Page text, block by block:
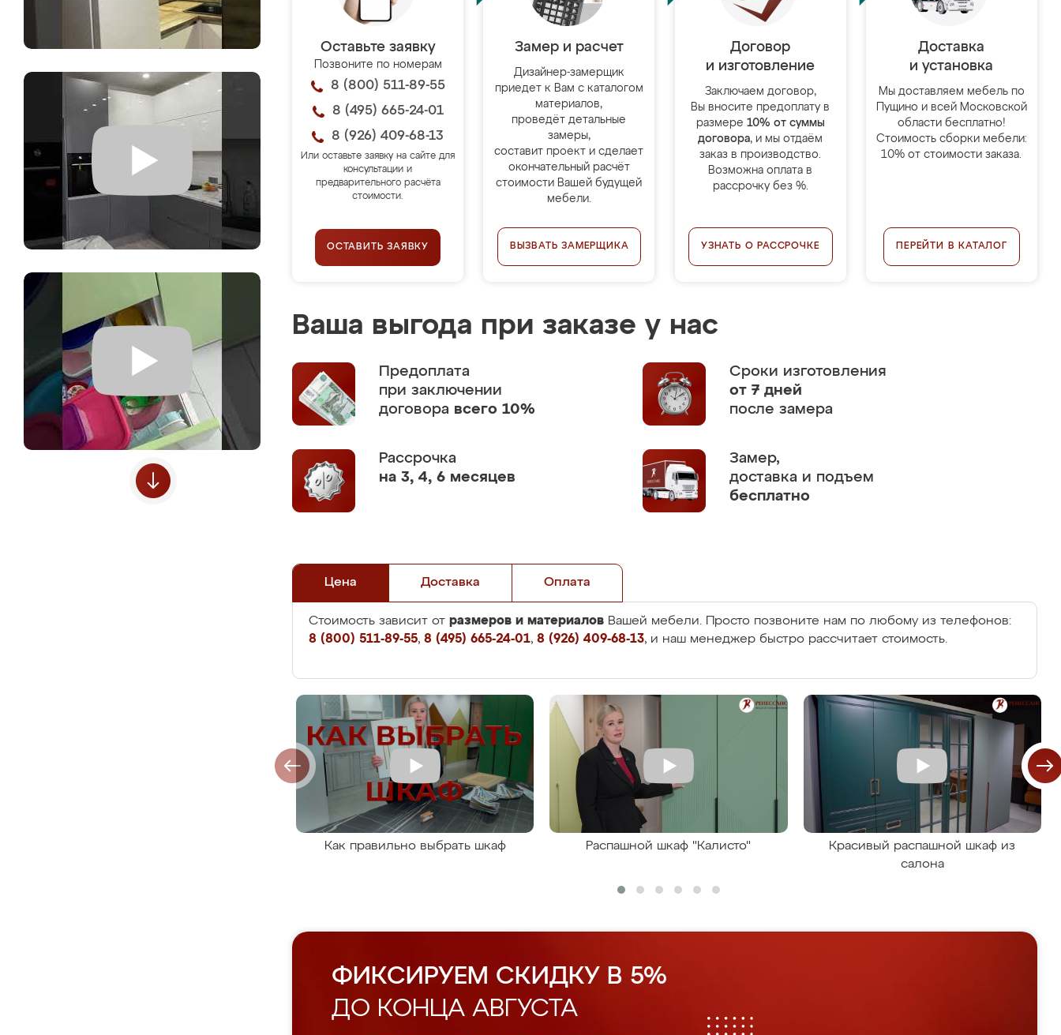
Оставьте заявку
Позвоните по номерам
8 (800) 511-89-55
8 (495) 665-24-01
8 (926) 409-68-13
Или оставьте заявку на сайте для
консультации и
предварительного расчёта
стоимости.
ОСТАВИТЬ ЗАЯВКУ
Замер и расчет
Дизайнер-замерщик
приедет к Вам с каталогом
материалов,
проведёт детальные
замеры,
составит проект и сделает
окончательный расчёт
стоимости Вашей будущей
мебели.
ВЫЗВАТЬ ЗАМЕРЩИКА
Договор
и изготовление
Заключаем договор,
Вы вносите предоплату в
размере 10% от суммы
договора, и мы отдаём
заказ в производство.
Возможна оплата в
рассрочку без %.
УЗНАТЬ О РАССРОЧКЕ
Доставка
и установка
Мы доставляем мебель по
Пущино и всей Московской
области бесплатно!
Стоимость сборки мебели:
10% от стоимости заказа.
ПЕРЕЙТИ В КАТАЛОГ
Ваша выгода при заказе у нас
Предоплата
при заключении
договора всего 10%
Сроки изготовления
от 7 дней
после замера
Рассрочка
на 3, 4, 6 месяцев
Замер,
доставка и подъем
бесплатно
Цена Доставка Оплата
Стоимость зависит от размеров и материалов Вашей мебели. Просто позвоните нам по любому из телефонов:
8 (800) 511-89-55, 8 (495) 665-24-01, 8 (926) 409-68-13, и наш менеджер быстро рассчитает стоимость.
Как правильно выбрать шкаф Распашной шкаф "Калисто"
Красивый распашной шкаф из
салона
ФИКСИРУЕМ СКИДКУ В 5%
ДО КОНЦА АВГУСТА